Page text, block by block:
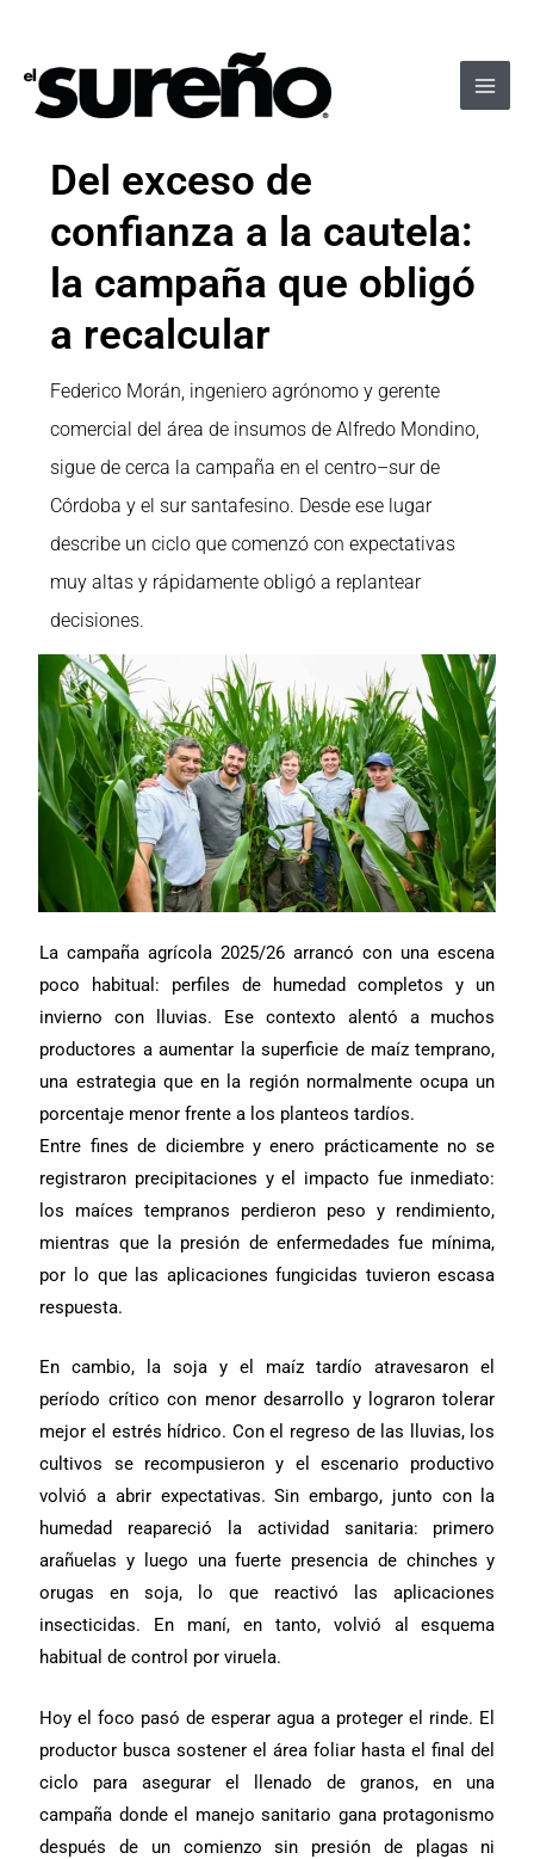
contenido
Del exceso de
confianza a la cautela:
la campaña que obligó
a recalcular
Federico Morán, ingeniero agrónomo y gerente
comercial del área de insumos de Alfredo Mondino,
sigue de cerca la campaña en el centro–sur de
Córdoba y el sur santafesino. Desde ese lugar
describe un ciclo que comenzó con expectativas
muy altas y rápidamente obligó a replantear
decisiones.
La campaña agrícola 2025/26 arrancó con una escena
poco habitual: perfiles de humedad completos y un
invierno con lluvias. Ese contexto alentó a muchos
productores a aumentar la superficie de maíz temprano,
una estrategia que en la región normalmente ocupa un
porcentaje menor frente a los planteos tardíos.
Entre fines de diciembre y enero prácticamente no se
registraron precipitaciones y el impacto fue inmediato:
los maíces tempranos perdieron peso y rendimiento,
mientras que la presión de enfermedades fue mínima,
por lo que las aplicaciones fungicidas tuvieron escasa
respuesta.
En cambio, la soja y el maíz tardío atravesaron el
período crítico con menor desarrollo y lograron tolerar
mejor el estrés hídrico. Con el regreso de las lluvias, los
cultivos se recompusieron y el escenario productivo
volvió a abrir expectativas. Sin embargo, junto con la
humedad reapareció la actividad sanitaria: primero
arañuelas y luego una fuerte presencia de chinches y
orugas en soja, lo que reactivó las aplicaciones
insecticidas. En maní, en tanto, volvió al esquema
habitual de control por viruela.
Hoy el foco pasó de esperar agua a proteger el rinde. El
productor busca sostener el área foliar hasta el final del
ciclo para asegurar el llenado de granos, en una
campaña donde el manejo sanitario gana protagonismo
después de un comienzo sin presión de plagas ni
entradas